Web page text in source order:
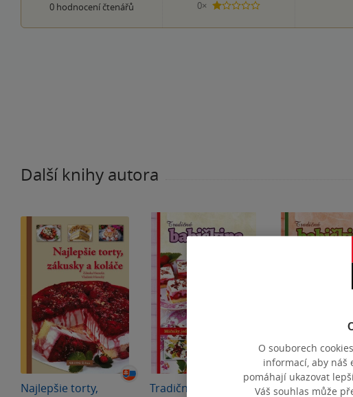
0 hodnocení čtenářů
0×
1 hvezdička
Další knihy autora
Najlepšie torty,
Tradičná babičkina
Tradičná
O souborech
informací, aby náš
pomáhají ukazovat
Váš souhlas může